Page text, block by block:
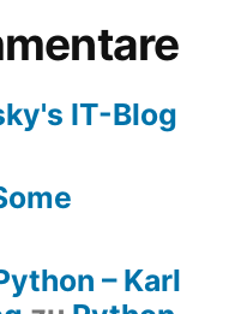
IT-Blog
– Karl